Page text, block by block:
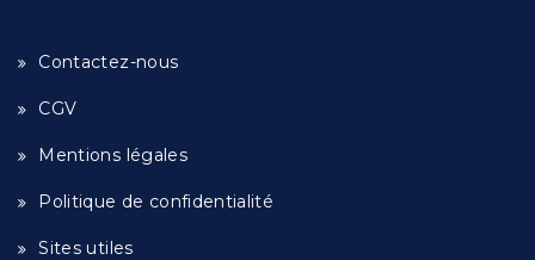
Contactez-nous
CGV
Mentions légales
Politique de confidentialité
Sites utiles